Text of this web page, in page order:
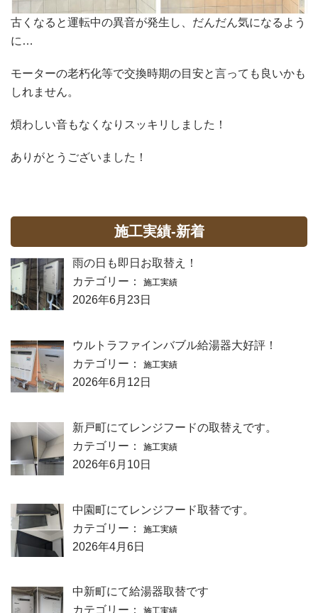
古くなると運転中の異音が発生し、だんだん気になるよう
に…
モーターの老朽化等で交換時期の目安と言っても良いかも
しれません。
煩わしい音もなくなりスッキリしました！
ありがとうございました！
施工実績-新着
雨の日も即日お取替え！
カテゴリー：
施工実績
2026年6月23日
ウルトラファインバブル給湯器大好評！
カテゴリー：
施工実績
2026年6月12日
新戸町にてレンジフードの取替えです。
カテゴリー：
施工実績
2026年6月10日
中園町にてレンジフード取替です。
カテゴリー：
施工実績
2026年4月6日
中新町にて給湯器取替です
カテゴリー：